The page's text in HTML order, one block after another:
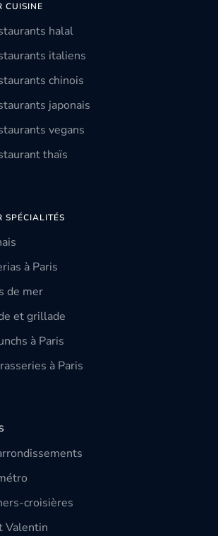
CUISINE
halal
italiens
chinois
japonais
vegans
thaïs
SPÉCIALITÉS
à Paris
de mer
et grillade
à Paris
à Paris
croisières
Valentin